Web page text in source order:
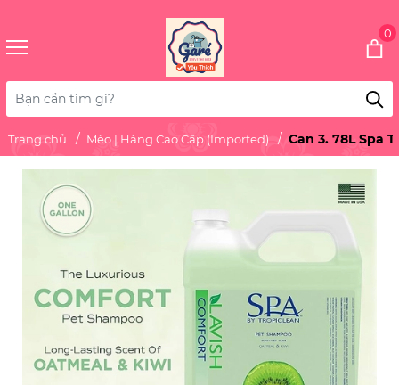
0
Trang chủ Mèo | Hàng Cao Cấp (Imported) Can 3. 78L Spa